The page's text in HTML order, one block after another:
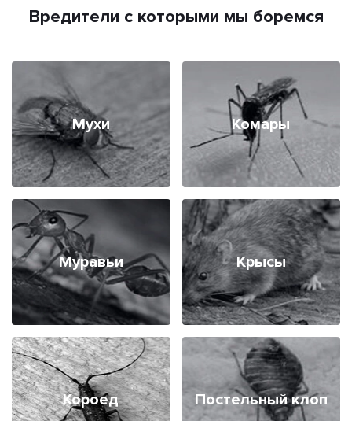
Вредители с которыми мы боремся
Мухи Комары
Муравьи Крысы
Короед Постельный клоп